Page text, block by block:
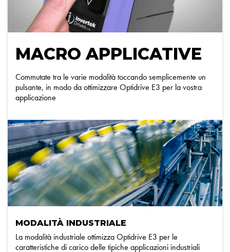
MACRO APPLICATIVE
Commutate tra le varie modalità toccando semplicemente un
pulsante, in modo da ottimizzare Optidrive E3 per la vostra
applicazione
MODALITÀ INDUSTRIALE
La modalità industriale ottimizza Optidrive E3 per le
caratteristiche di carico delle tipiche applicazioni industriali